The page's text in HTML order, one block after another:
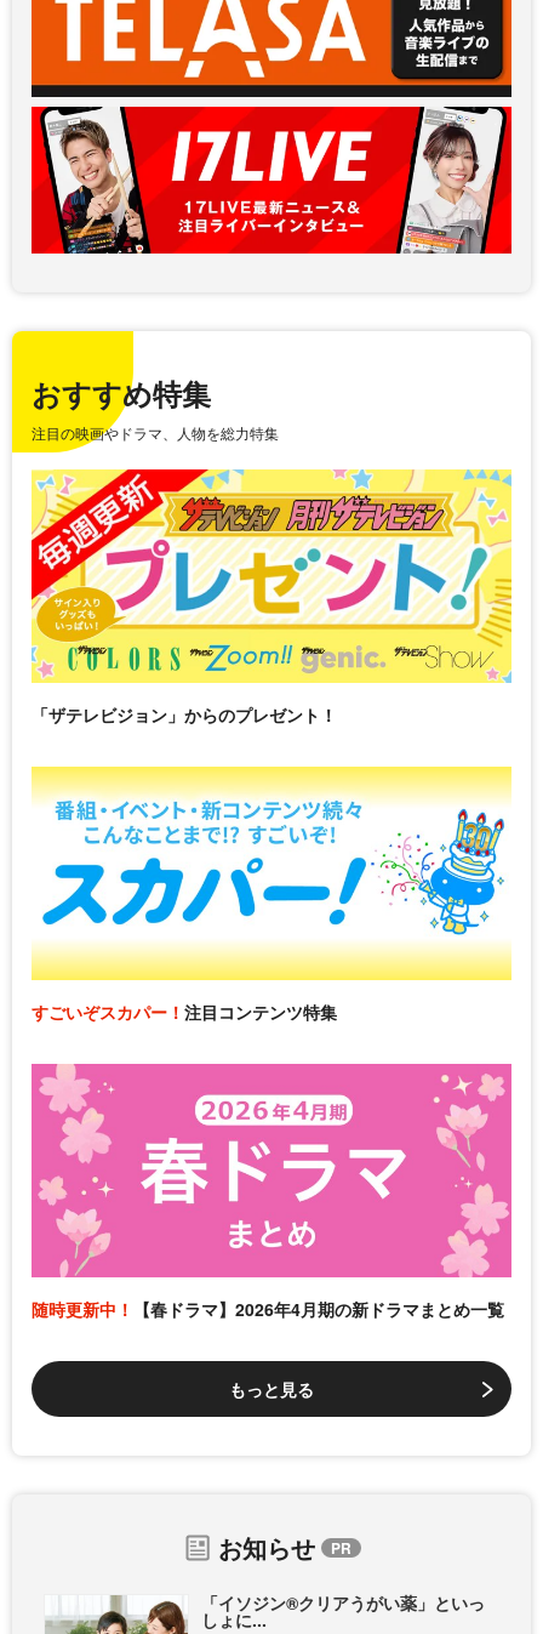
おすすめ特集
注目の映画やドラマ、人物を総力特集
「ザテレビジョン」からのプレゼント！
すごいぞスカパー！ 注目コンテンツ特集
随時更新中！ 【春ドラマ】2026年4月期の新ドラマまとめ一覧
もっと見る
お知らせ
「イソジン®クリアうがい薬」といっ
しょに...